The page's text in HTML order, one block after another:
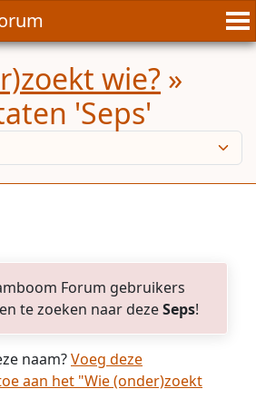
wie? »
'Seps'
Forum gebruikers
te zoeken naar dezeSeps!
naam?Voeg deze
aan het "Wie (onder)zoekt